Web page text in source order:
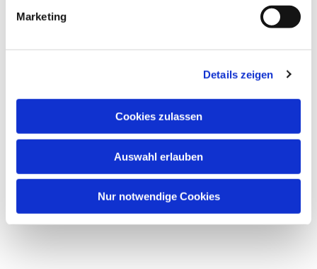
Marketing
Details zeigen
Cookies zulassen
Auswahl erlauben
Nur notwendige Cookies